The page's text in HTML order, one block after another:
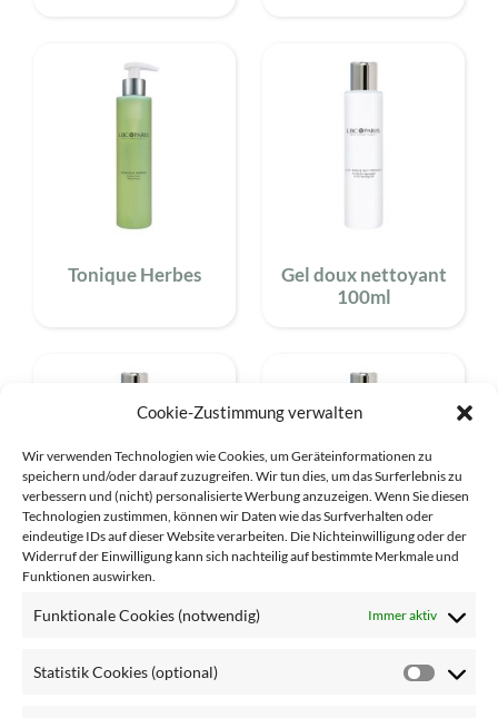
Cookie-Zustimmung verwalten
Wir verwenden Technologien wie Cookies, um Geräteinformationen zu
speichern und/oder darauf zuzugreifen. Wir tun dies, um das Surferlebnis zu
verbessern und (nicht) personalisierte Werbung anzuzeigen. Wenn Sie diesen
Technologien zustimmen, können wir Daten wie das Surfverhalten oder
eindeutige IDs auf dieser Website verarbeiten. Die Nichteinwilligung oder der
Widerruf der Einwilligung kann sich nachteilig auf bestimmte Merkmale und
Funktionen auswirken.
Funktionale Cookies (notwendig) Immer aktiv
Statistik Cookies (optional)
Tonique Herbes
Gel doux nettoyant
100ml
Lait Essentiel 100ml